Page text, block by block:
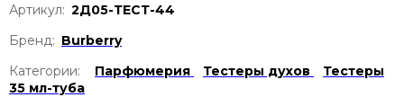
Артикул: 2Д05-ТЕСТ-44
Бренд: Burberry
Категории:
Парфюмерия Тестеры духов
Тестеры
35 мл-туба